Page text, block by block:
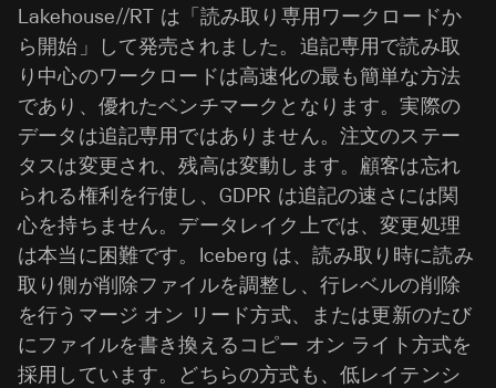
Lakehouse//RT は「読み取り専用ワークロードか
ら開始」して発売されました。追記専用で読み取
り中心のワークロードは高速化の最も簡単な方法
であり、優れたベンチマークとなります。実際の
データは追記専用ではありません。注文のステー
タスは変更され、残高は変動します。顧客は忘れ
られる権利を行使し、GDPR は追記の速さには関
心を持ちません。データレイク上では、変更処理
は本当に困難です。Iceberg は、読み取り時に読み
取り側が削除ファイルを調整し、行レベルの削除
を行うマージ オン リード方式、または更新のたび
にファイルを書き換えるコピー オン ライト方式を
採用しています。どちらの方式も、低レイテンシ